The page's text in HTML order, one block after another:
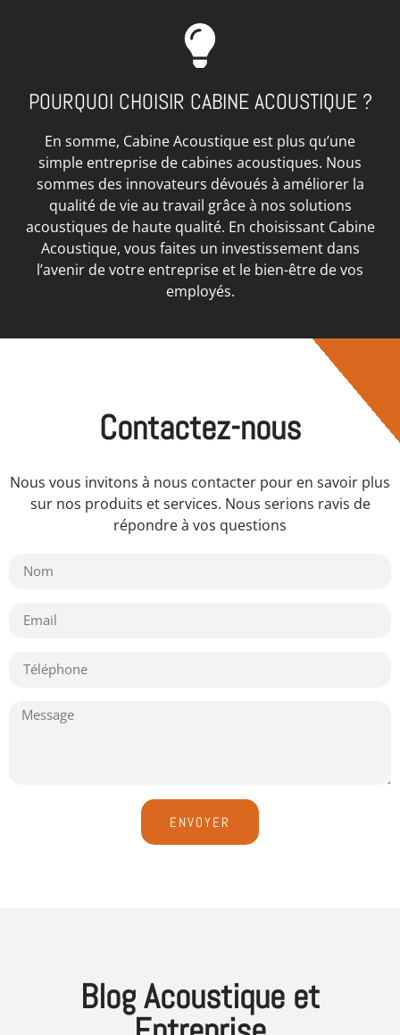
POURQUOI CHOISIR CABINE ACOUSTIQUE ?
En somme, Cabine Acoustique est plus qu’une
simple entreprise de cabines acoustiques. Nous
sommes des innovateurs dévoués à améliorer la
qualité de vie au travail grâce à nos solutions
acoustiques de haute qualité. En choisissant Cabine
Acoustique, vous faites un investissement dans
l’avenir de votre entreprise et le bien-être de vos
employés.
Contactez-nous
Nous vous invitons à nous contacter pour en savoir plus
sur nos produits et services. Nous serions ravis de
répondre à vos questions
ENVOYER
Blog Acoustique et